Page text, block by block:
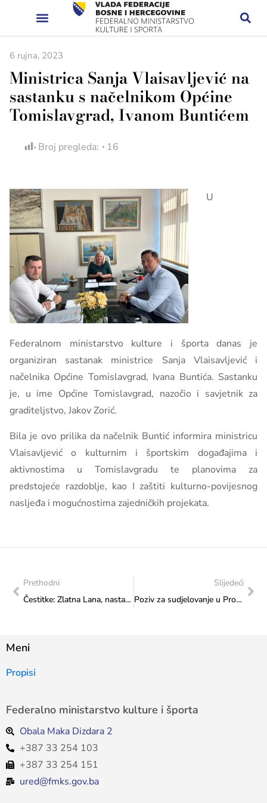
6 rujna, 2023
Ministrica Sanja Vlaisavljević na
sastanku s načelnikom Općine
Tomislavgrad, Ivanom Buntićem
Broj pregleda: 16
U
Federalnom ministarstvo kulture i športa danas je
organiziran sastanak ministrice Sanja Vlaisavljević i
načelnika Općine Tomislavgrad, Ivana Buntića. Sastanku
je, u ime Općine Tomislavgrad, nazočio i savjetnik za
graditeljstvo, Jakov Zorić.
Bila je ovo prilika da načelnik Buntić informira ministricu
Vlaisavljević o kulturnim i športskim događajima i
aktivnostima u Tomislavgradu te planovima za
predstojeće razdoblje, kao I zaštiti kulturno-povijesnog
nasljeđa i mogućnostima zajedničkih projekata.
Prethodni
Čestitke: Zlatna Lana, nastavi da sijaš!
Slijedeći
Poziv za sudjelovanje u Programu „Mladi i naslijeđe 2023“ u okviru manifestacije “Dani europskog naslijeđa 2023“
Meni
Propisi
Federalno ministarstvo kulture i športa
Obala Maka Dizdara 2
+387 33 254 103
+387 33 254 151
ured@fmks.gov.ba